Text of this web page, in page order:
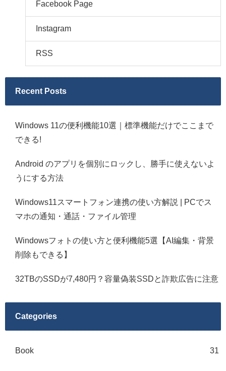
Facebook Page
Instagram
RSS
Recent Posts
Windows 11の便利機能10選｜標準機能だけでここまで
できる!
Android のアプリを個別にロックし、勝手に使えないよ
うにする方法
Windows11スマートフォン連携の使い方解説 | PCでス
マホの通知・通話・ファイル管理
Windowsフォトの使い方と便利機能5選【AI編集・背景
削除もできる】
32TBのSSDが7,480円？容量偽装SSDと詐欺広告に注意
Categories
Book 31